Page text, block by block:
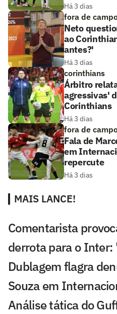
Há 3 dias
fora de
Neto
ao
antes?'
Há 3 dias
corinthians
Árbitro
agressivas'
Corinthians
Há 3 dias
fora de
Fala de
em
repercute
Há 3 dias
MAIS LANCE!
Comentarista
derrota para o Inter:
Dublagem flagra
Souza em
Análise tática do